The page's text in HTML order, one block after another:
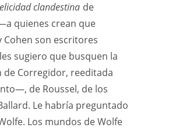
clandestina de
quienes crean que
Cohen son escritores
sugiero que busquen la
de Corregidor, reeditada
de Roussel, de los
Le habría preguntado
Los mundos de Wolfe